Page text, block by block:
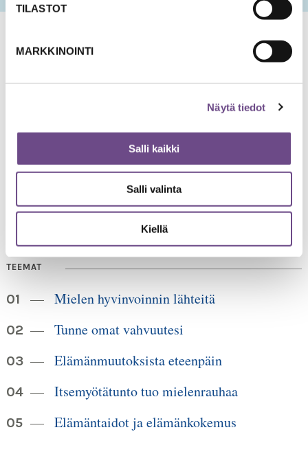
TILASTOT
MARKKINOINTI
Näytä tiedot
Salli kaikki
Salli valinta
Kiellä
puh. 09 6122 160HUOM!Lankanumeron käyttö loppuu
30.6.2026, sen jälkeen numero on 040 350 3104
info@ikainstituutti.fi
TEEMAT
Mielen hyvinvoinnin lähteitä
Tunne omat vahvuutesi
Elämänmuutoksista eteenpäin
Itsemyötätunto tuo mielenrauhaa
Elämäntaidot ja elämänkokemus